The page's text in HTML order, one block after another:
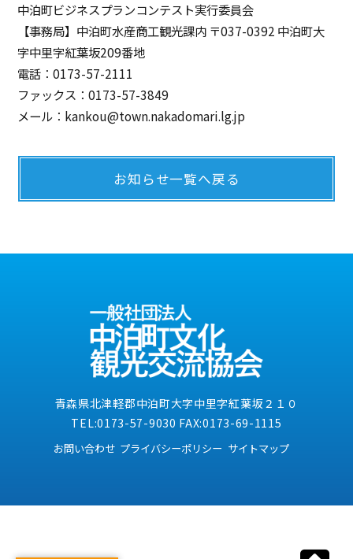
中泊町ビジネスプランコンテスト実行委員会
【事務局】中泊町水産商工観光課内 〒037-0392 中泊町大
字中里字紅葉坂209番地
電話：0173-57-2111
ファックス：0173-57-3849
メール：kankou@town.nakadomari.lg.jp
お知らせ一覧へ戻る
青森県北津軽郡中泊町大字中里字紅葉坂２１０
TEL:0173-57-9030 FAX:0173-69-1115
お問い合わせ プライバシーポリシー サイトマップ